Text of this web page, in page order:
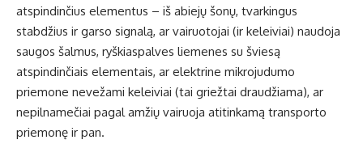
atspindinčius elementus – iš abiejų šonų, tvarkingus
stabdžius ir garso signalą, ar vairuotojai (ir keleiviai) naudoja
saugos šalmus, ryškiaspalves liemenes su šviesą
atspindinčiais elementais, ar elektrine mikrojudumo
priemone nevežami keleiviai (tai griežtai draudžiama), ar
nepilnamečiai pagal amžių vairuoja atitinkamą transporto
priemonę ir pan.